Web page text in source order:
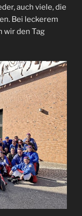
auch viele, die
Bei leckerem
wir den Tag